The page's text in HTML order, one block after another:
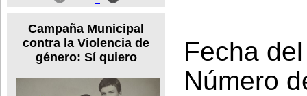
Campaña Municipal
contra la Violencia de
género: Sí quiero
Fecha
Número